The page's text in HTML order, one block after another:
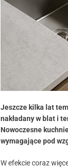
Jeszcze kilka lat
nakładany w blat i
Nowoczesne
wymagające pod
W efekcie coraz